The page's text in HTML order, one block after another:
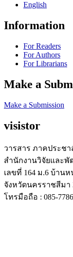
English
Information
For Readers
For Authors
For Librarians
Make a
Make a Submission
visistor
วารสาร ภาคประช
สำนักงานวิจัยและ
เลขที่ 164 ม.6 บ้าน
จังหวัดนครราชสีมา
โทรมือถือ : 085-